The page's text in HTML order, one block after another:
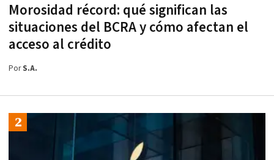
Morosidad récord: qué significan las
situaciones del BCRA y cómo afectan el
acceso al crédito
PorS.A.